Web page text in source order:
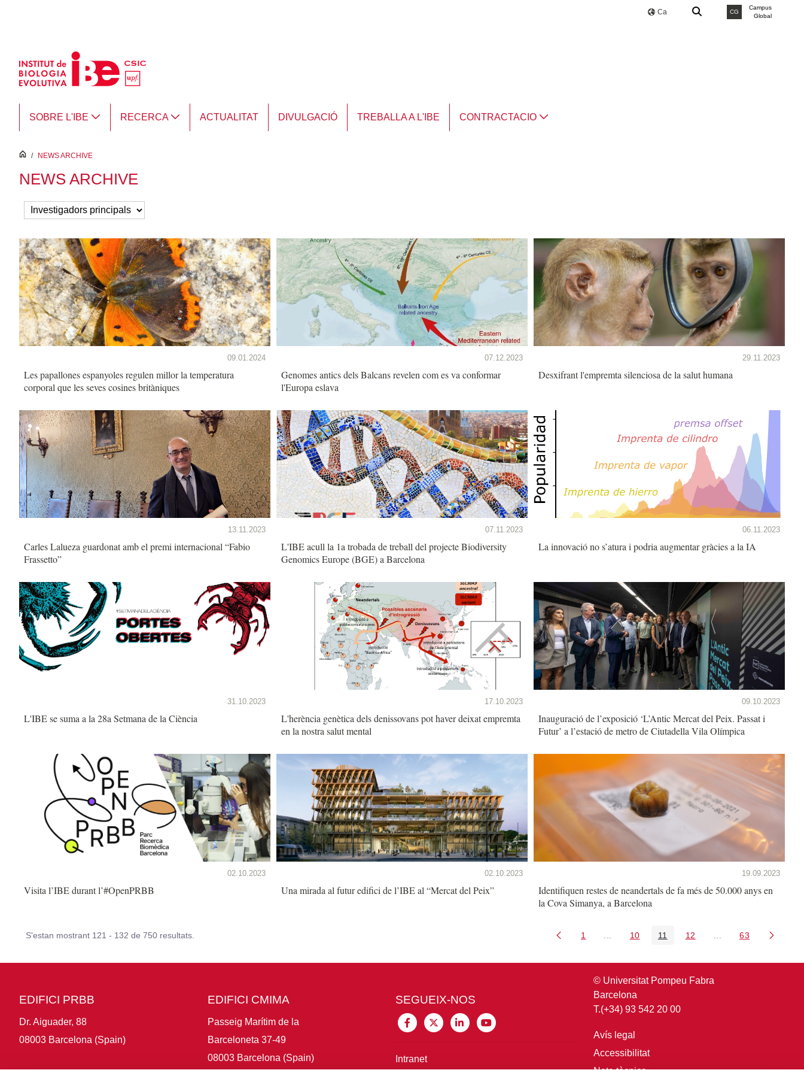
Ca CG
Campus
Global
SOBRE L'IBE RECERCA ACTUALITAT DIVULGACIÓ TREBALLA A L'IBE CONTRACTACIO
inici
/ NEWS ARCHIVE
NEWS ARCHIVE
09.01.2024
Les papallones espanyoles regulen millor la temperatura
corporal que les seves cosines britàniques
07.12.2023
Genomes antics dels Balcans revelen com es va conformar
l'Europa eslava
29.11.2023
Desxifrant l'empremta silenciosa de la salut humana
13.11.2023
Carles Lalueza guardonat amb el premi internacional “Fabio
Frassetto”
07.11.2023
L'IBE acull la 1a trobada de treball del projecte Biodiversity
Genomics Europe (BGE) a Barcelona
06.11.2023
La innovació no s’atura i podria augmentar gràcies a la IA
31.10.2023
L'IBE se suma a la 28a Setmana de la Ciència
17.10.2023
L'herència genètica dels denissovans pot haver deixat empremta
en la nostra salut mental
09.10.2023
Inauguració de l’exposició ‘L’Antic Mercat del Peix. Passat i
Futur’ a l’estació de metro de Ciutadella Vila Olímpica
02.10.2023
Visita l’IBE durant l’#OpenPRBB
02.10.2023
Una mirada al futur edifici de l’IBE al “Mercat del Peix”
19.09.2023
Identifiquen restes de neandertals de fa més de 50.000 anys en
la Cova Simanya, a Barcelona
S'estan mostrant 121 - 132 de 750 resultats. Pàgina
1 Pàgines intermèdies Utilitzeu TAB per navegar.
Pàgina
10 Pàgina
11 Pàgina
12 Pàgines intermèdies
Pàgina
63
EDIFICI PRBB
Dr. Aiguader, 88
08003 Barcelona (Spain)
EDIFICI CMIMA
Passeig Marítim de la
Barceloneta 37-49
08003 Barcelona (Spain)
SEGUEIX-NOS
Intranet
© Universitat Pompeu Fabra
Barcelona
T.(+34) 93 542 20 00
Avís legal
Accessibilitat
Nota tècnica